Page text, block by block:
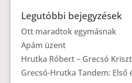
Legutóbbi bejegyzések
Ott maradtok egymásnak
Apám üzent
Hrutka Róbert – Grecsó
Grecsó-Hrutka Tandem: Első